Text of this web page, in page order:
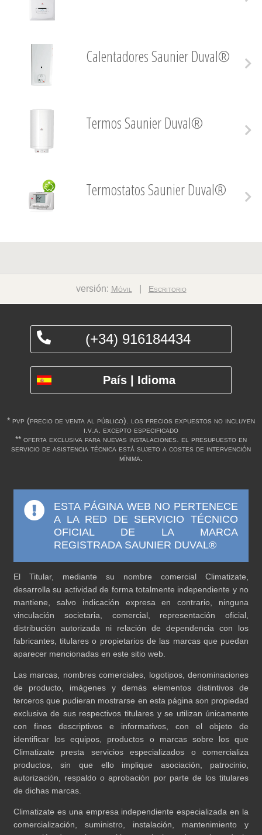
Calentadores Saunier Duval®
Termos Saunier Duval®
Termostatos Saunier Duval®
versión: Móvil Escritorio
(+34) 916184434
País | Idioma
* pvp (precio de venta al público). los precios expuestos no incluyen
i.v.a. excepto especificado
** oferta exclusiva para nuevas instalaciones. el presupuesto en
servicio de asistencia técnica está sujeto a costes de intervención
mínima.
ESTA PÁGINA WEB NO PERTENECE
A LA RED DE SERVICIO TÉCNICO
OFICIAL DE LA MARCA
REGISTRADA SAUNIER DUVAL®
El Titular, mediante su nombre comercial Climatizate,
desarrolla su actividad de forma totalmente independiente y no
mantiene, salvo indicación expresa en contrario, ninguna
vinculación societaria, comercial, representación oficial,
distribución autorizada ni relación de dependencia con los
fabricantes, titulares o propietarios de las marcas que puedan
aparecer mencionadas en este sitio web.
Las marcas, nombres comerciales, logotipos, denominaciones
de producto, imágenes y demás elementos distintivos de
terceros que pudieran mostrarse en esta página son propiedad
exclusiva de sus respectivos titulares y se utilizan únicamente
con fines descriptivos e informativos, con el objeto de
identificar los equipos, productos o marcas sobre los que
Climatizate presta servicios especializados o comercializa
productos, sin que ello implique asociación, patrocinio,
autorización, respaldo o aprobación por parte de los titulares
de dichas marcas.
Climatizate es una empresa independiente especializada en la
comercialización, suministro, instalación, mantenimiento y